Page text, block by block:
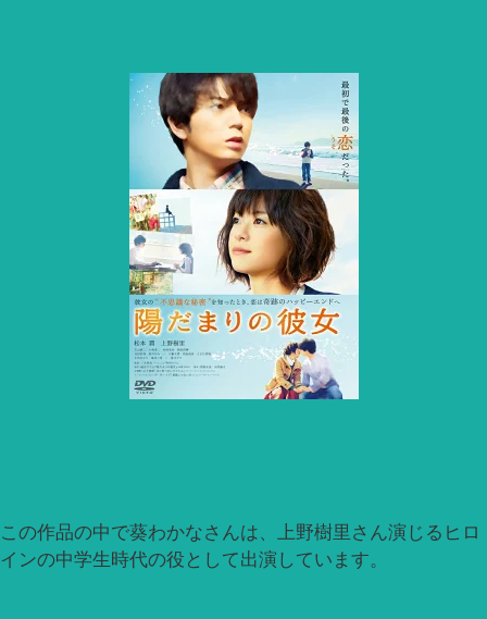
この作品の中で葵わかなさんは、上野樹里さん演じるヒロ
インの中学生時代の役として出演しています。